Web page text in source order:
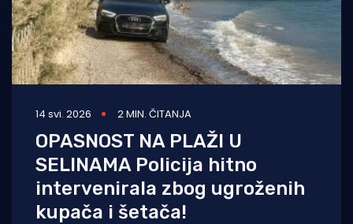
Ribolov
Ekologija
Tradicija i kultura
14 svi. 2026 2 MIN. ČITANJA
OPASNOST NA PLAŽI U
SELINAMA Policija hitno
intervenirala zbog ugroženih
kupača i šetača!